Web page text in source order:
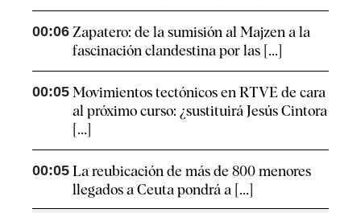
00:06 Zapatero: de la sumisión al Majzen a la
fascinación clandestina por las [...]
00:05 Movimientos tectónicos en RTVE de cara
al próximo curso: ¿sustituirá Jesús Cintora
[...]
00:05 La reubicación de más de 800 menores
llegados a Ceuta pondrá a [...]